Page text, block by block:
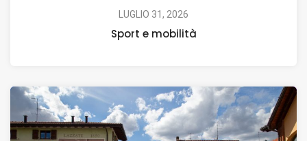
LUGLIO 31, 2026
Sport e mobilità